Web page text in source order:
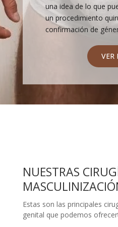
una idea de lo que
un procedimiento
confirmación de
VER
NUESTRAS
Estas son las principales
genital que podemos